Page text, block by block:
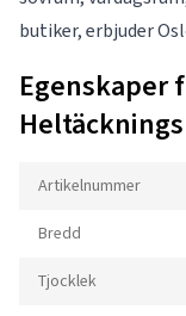
butiker, erbjuder
Egenskaper
Artikelnummer
Bredd
Tjocklek